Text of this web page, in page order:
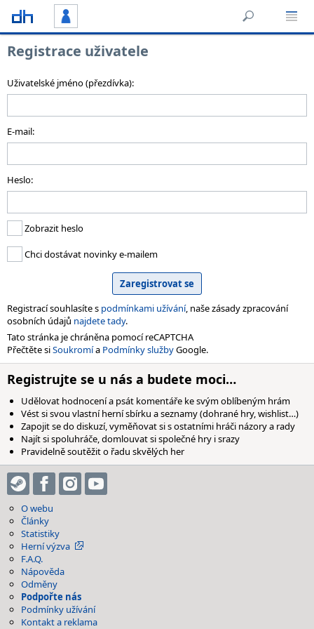
Registrace uživatele
Uživatelské jméno (přezdívka):
E-mail:
Heslo:
Zobrazit heslo
Chci dostávat novinky e-mailem
Registrací souhlasíte s podmínkami užívání, naše zásady zpracování
osobních údajů najdete tady.
Tato stránka je chráněna pomocí reCAPTCHA
Přečtěte siSoukromía Podmínky službyGoogle.
Registrujte se u nás a budete moci…
Udělovat hodnocení a psát komentáře ke svým oblíbeným hrám
Vést si svou vlastní herní sbírku a seznamy (dohrané hry, wishlist…)
Zapojit se do diskuzí, vyměňovat si s ostatními hráči názory a rady
Najít si spoluhráče, domlouvat si společné hry i srazy
Pravidelně soutěžit o řadu skvělých her
O webu
Články
Statistiky
Herní výzva
F.A.Q.
Nápověda
Odměny
Podpořte nás
Podmínky užívání
Kontakt a reklama